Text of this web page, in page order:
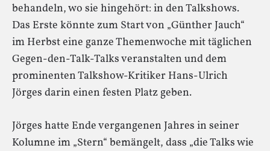
behandeln, wo sie hingehört: in den Talkshows.
Das Erste könnte zum Start von „Günther Jauch“
im Herbst eine ganze Themenwoche mit täglichen
Gegen-den-Talk-Talks veranstalten und dem
prominenten Talkshow-Kritiker Hans-Ulrich
Jörges darin einen festen Platz geben.
Jörges hatte Ende vergangenen Jahres in seiner
Kolumne im „Stern“ bemängelt, dass „die Talks wie